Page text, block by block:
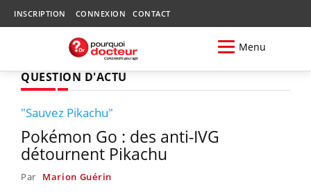
INSCRIPTION CONNEXION CONTACT
Menu
QUESTION D'ACTU
"Sauvez Pikachu"
Pokémon Go : des anti-IVG
détournent Pikachu
Par Marion Guérin